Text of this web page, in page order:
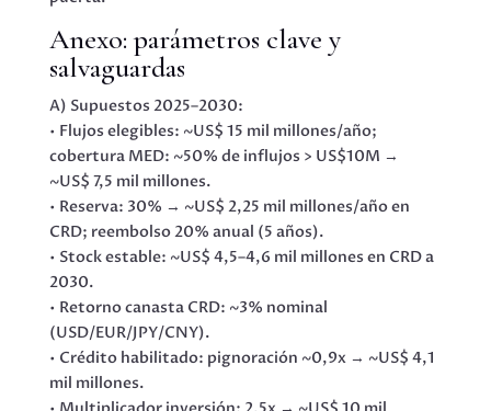
Anexo: parámetros clave y
salvaguardas
A) Supuestos 2025–2030:
• Flujos elegibles: ~US$ 15 mil millones/año;
cobertura MED: ~50% de influjos > US$10M →
~US$ 7,5 mil millones.
• Reserva: 30% → ~US$ 2,25 mil millones/año en
CRD; reembolso 20% anual (5 años).
• Stock estable: ~US$ 4,5–4,6 mil millones en CRD a
2030.
• Retorno canasta CRD: ~3% nominal
(USD/EUR/JPY/CNY).
• Crédito habilitado: pignoración ~0,9x → ~US$ 4,1
mil millones.